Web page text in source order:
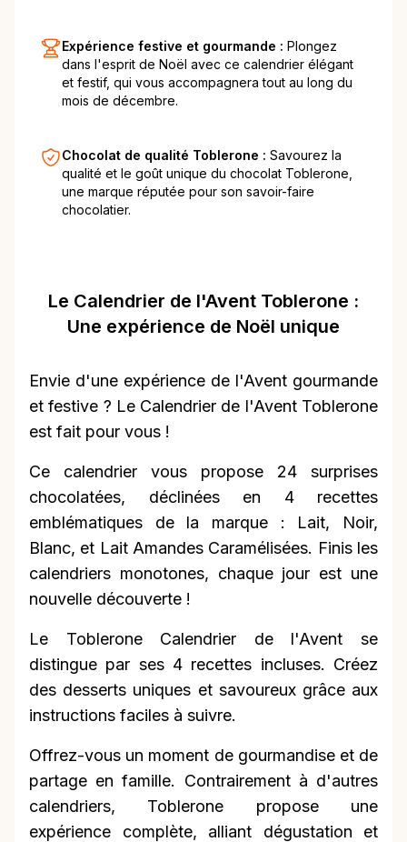
Expérience festive et gourmande : Plongez
dans l'esprit de Noël avec ce calendrier élégant
et festif, qui vous accompagnera tout au long du
mois de décembre.
Chocolat de qualité Toblerone : Savourez la
qualité et le goût unique du chocolat Toblerone,
une marque réputée pour son savoir-faire
chocolatier.
Le Calendrier de l'Avent Toblerone :
Une expérience de Noël unique
Envie d'une expérience de l'Avent gourmande
et festive ? Le Calendrier de l'Avent Toblerone
est fait pour vous !
Ce calendrier vous propose 24 surprises
chocolatées, déclinées en 4 recettes
emblématiques de la marque : Lait, Noir,
Blanc, et Lait Amandes Caramélisées. Finis les
calendriers monotones, chaque jour est une
nouvelle découverte !
Le Toblerone Calendrier de l'Avent se
distingue par ses 4 recettes incluses. Créez
des desserts uniques et savoureux grâce aux
instructions faciles à suivre.
Offrez-vous un moment de gourmandise et de
partage en famille. Contrairement à d'autres
calendriers, Toblerone propose une
expérience complète, alliant dégustation et